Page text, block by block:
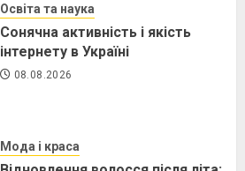
Освіта та наука
Сонячна активність і якість
інтернету в Україні
08.08.2026
Мода і краса